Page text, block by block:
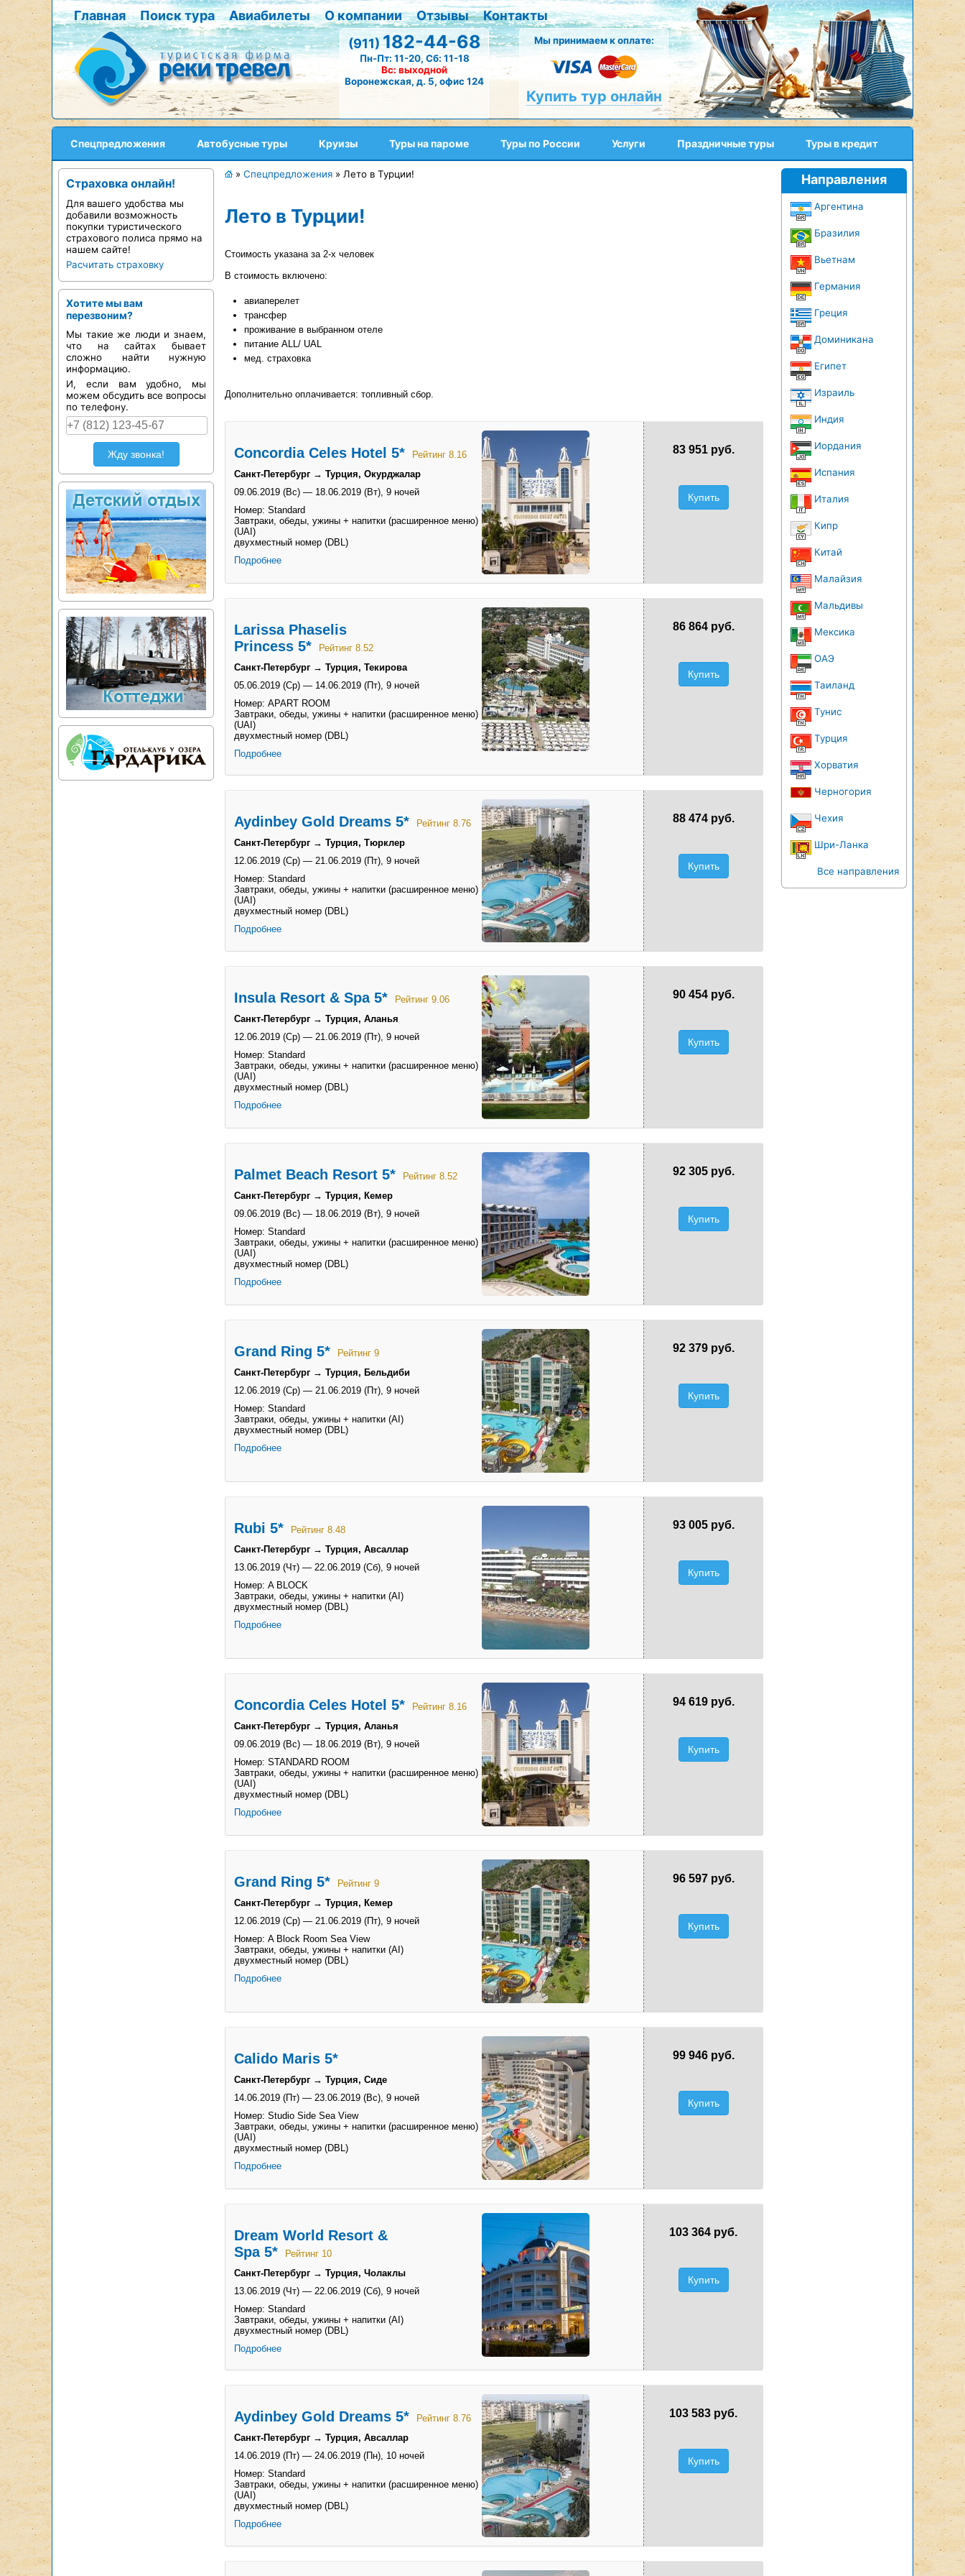
Главная Поиск тура Авиабилеты О компании Отзывы
Контакты
(911)182-44-68
Пн-Пт: 11-20, Сб: 11-18
Вс: выходной
Воронежская, д. 5, офис 124
Мы принимаем к оплате:
Купить тур онлайн
Спецпредложения Автобусные туры Круизы Туры на пароме Туры по России Услуги Праздничные туры Туры в кредит
Страховка онлайн!
Для вашего удобства мы
добавили возможность
покупки туристического
страхового полиса прямо на
нашем сайте!
Расчитать страховку
Хотите мы вам
перезвоним?
Мы такие же люди и знаем,
что на сайтах бывает
сложно найти нужную
информацию.
И, если вам удобно, мы
можем обсудить все вопросы
по телефону.
Жду звонка!
» Спецпредложения » Лето в Турции!
Лето в Турции!
Стоимость указана за 2-х человек
В стоимость включено:
авиаперелет
трансфер
проживание в выбранном отеле
питание ALL/ UAL
мед. страховка
Дополнительно оплачивается: топливный сбор.
Concordia Celes Hotel 5*
Рейтинг 8.16
Санкт-Петербург → Турция, Окурджалар
09.06.2019 (Вс) — 18.06.2019 (Вт), 9 ночей
Номер: Standard
Завтраки, обеды, ужины + напитки (расширенное меню)
(UAI)
двухместный номер (DBL)
Подробнее
83 951 руб.
Купить
Larissa Phaselis
Princess 5*
Рейтинг 8.52
Санкт-Петербург → Турция, Текирова
05.06.2019 (Ср) — 14.06.2019 (Пт), 9 ночей
Номер: APART ROOM
Завтраки, обеды, ужины + напитки (расширенное меню)
(UAI)
двухместный номер (DBL)
Подробнее
86 864 руб.
Купить
Aydinbey Gold Dreams 5*
Рейтинг 8.76
Санкт-Петербург → Турция, Тюрклер
12.06.2019 (Ср) — 21.06.2019 (Пт), 9 ночей
Номер: Standard
Завтраки, обеды, ужины + напитки (расширенное меню)
(UAI)
двухместный номер (DBL)
Подробнее
88 474 руб.
Купить
Insula Resort & Spa 5*
Рейтинг 9.06
Санкт-Петербург → Турция, Аланья
12.06.2019 (Ср) — 21.06.2019 (Пт), 9 ночей
Номер: Standard
Завтраки, обеды, ужины + напитки (расширенное меню)
(UAI)
двухместный номер (DBL)
Подробнее
90 454 руб.
Купить
Palmet Beach Resort 5*
Рейтинг 8.52
Санкт-Петербург → Турция, Кемер
09.06.2019 (Вс) — 18.06.2019 (Вт), 9 ночей
Номер: Standard
Завтраки, обеды, ужины + напитки (расширенное меню)
(UAI)
двухместный номер (DBL)
Подробнее
92 305 руб.
Купить
Grand Ring 5*
Рейтинг 9
Санкт-Петербург → Турция, Бельдиби
12.06.2019 (Ср) — 21.06.2019 (Пт), 9 ночей
Номер: Standard
Завтраки, обеды, ужины + напитки (AI)
двухместный номер (DBL)
Подробнее
92 379 руб.
Купить
Rubi 5*
Рейтинг 8.48
Санкт-Петербург → Турция, Авсаллар
13.06.2019 (Чт) — 22.06.2019 (Сб), 9 ночей
Номер: A BLOCK
Завтраки, обеды, ужины + напитки (AI)
двухместный номер (DBL)
Подробнее
93 005 руб.
Купить
Concordia Celes Hotel 5*
Рейтинг 8.16
Санкт-Петербург → Турция, Аланья
09.06.2019 (Вс) — 18.06.2019 (Вт), 9 ночей
Номер: STANDARD ROOM
Завтраки, обеды, ужины + напитки (расширенное меню)
(UAI)
двухместный номер (DBL)
Подробнее
94 619 руб.
Купить
Grand Ring 5*
Рейтинг 9
Санкт-Петербург → Турция, Кемер
12.06.2019 (Ср) — 21.06.2019 (Пт), 9 ночей
Номер: A Block Room Sea View
Завтраки, обеды, ужины + напитки (AI)
двухместный номер (DBL)
Подробнее
96 597 руб.
Купить
Calido Maris 5*
Санкт-Петербург → Турция, Сиде
14.06.2019 (Пт) — 23.06.2019 (Вс), 9 ночей
Номер: Studio Side Sea View
Завтраки, обеды, ужины + напитки (расширенное меню)
(UAI)
двухместный номер (DBL)
Подробнее
99 946 руб.
Купить
Dream World Resort &
Spa 5*
Рейтинг 10
Санкт-Петербург → Турция, Чолаклы
13.06.2019 (Чт) — 22.06.2019 (Сб), 9 ночей
Номер: Standard
Завтраки, обеды, ужины + напитки (AI)
двухместный номер (DBL)
Подробнее
103 364 руб.
Купить
Aydinbey Gold Dreams 5*
Рейтинг 8.76
Санкт-Петербург → Турция, Авсаллар
14.06.2019 (Пт) — 24.06.2019 (Пн), 10 ночей
Номер: Standard
Завтраки, обеды, ужины + напитки (расширенное меню)
(UAI)
двухместный номер (DBL)
Подробнее
103 583 руб.
Купить
Направления
Аргентина
Бразилия
Вьетнам
Германия
Греция
Доминикана
Египет
Израиль
Индия
Иордания
Испания
Италия
Кипр
Китай
Малайзия
Мальдивы
Мексика
ОАЭ
Таиланд
Тунис
Турция
Хорватия
Черногория
Чехия
Шри-Ланка
Все направления